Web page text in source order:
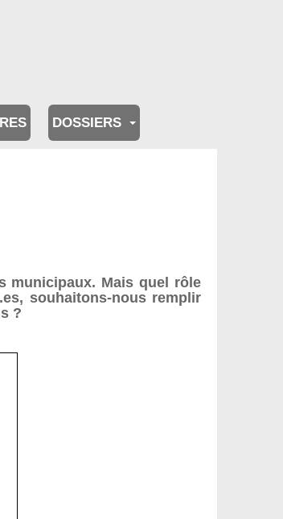
DOSSIERS
municipaux. Mais quel rôle
souhaitons-nous remplir
?